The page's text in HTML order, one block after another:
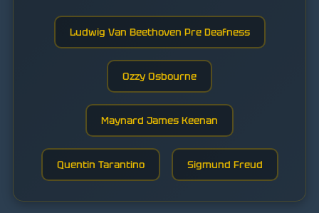
Ludwig Van Beethoven Pre Deafness
Ozzy Osbourne
Maynard James Keenan
Quentin Tarantino Sigmund Freud